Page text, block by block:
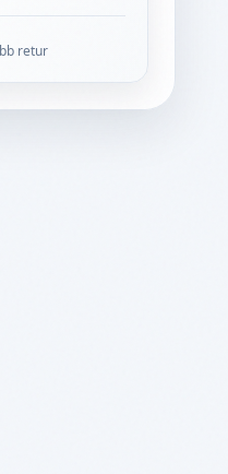
retur